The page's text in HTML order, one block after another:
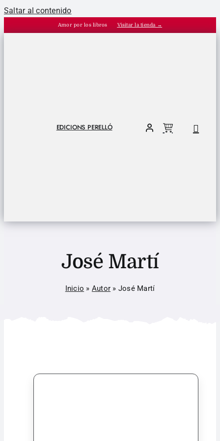
Saltar al contenido
Amor por los libros Visitar la tienda →
EDICIONS PERELLÓ
José Martí
Inicio » Autor » José Martí